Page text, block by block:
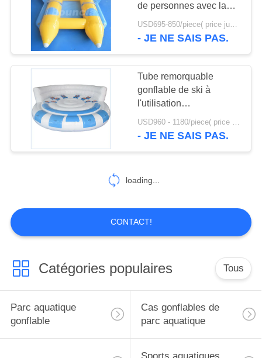
DEMANDEZ
UNE
CITATION
PLAN
Sports aquatiques
gonflables simples
135
de Rafting
Canot pneumatique
de banane
9
de personnes avec la
bâche durable de PVC
- JE NE SAIS PAS.
Tube remorquable
gonflable de ski à
l'utilisation
commerciale/au bateau
remorquable gonflable
USD960 - 1180/piece( price just for reference, detailed prices need to be confirmed) MOQ:1PC
- JE NE SAIS PAS.
loading...
CONTACT!
Catégories populaires Tous
Parc aquatique
gonflable
Cas gonflables de
parc aquatique